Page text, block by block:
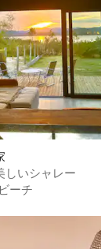
しいシャレー
ビーチ